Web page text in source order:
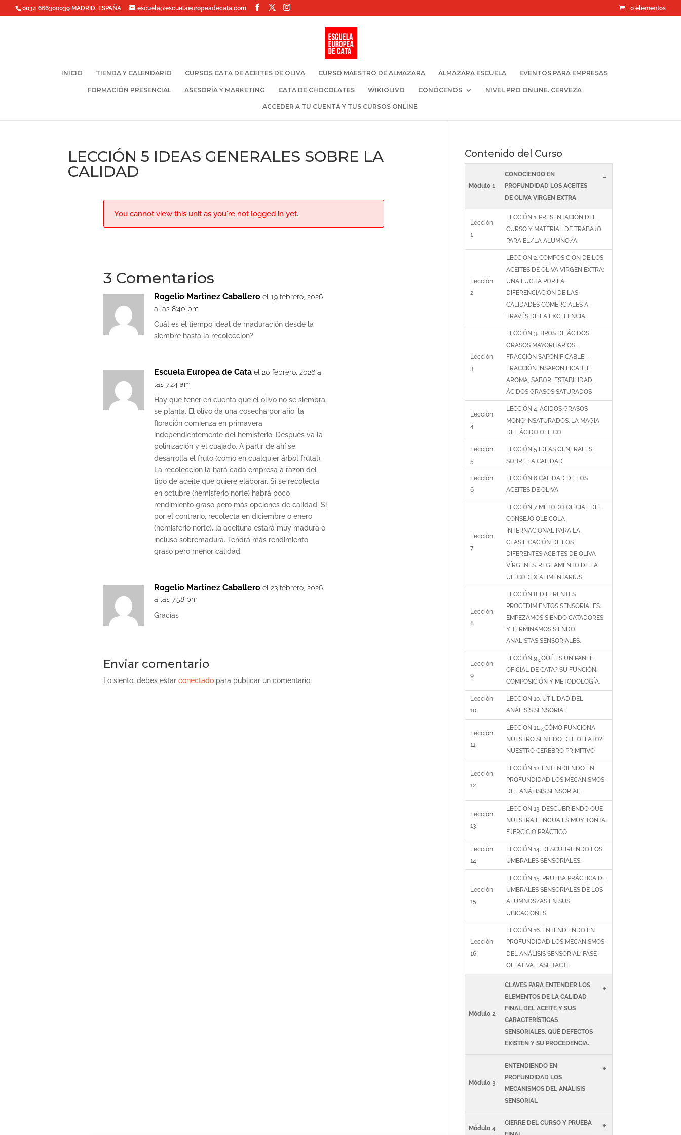
0034 666300039 MADRID. ESPAÑA escuela@escuelaeuropeadecata.com 0 elementos
INICIO TIENDA Y CALENDARIO CURSOS CATA DE ACEITES DE OLIVA CURSO MAESTRO DE ALMAZARA ALMAZARA ESCUELA EVENTOS PARA EMPRESAS
FORMACIÓN PRESENCIAL ASESORÍA Y MARKETING CATA DE CHOCOLATES WIKIOLIVO CONÓCENOS NIVEL PRO ONLINE. CERVEZA
ACCEDER A TU CUENTA Y TUS CURSOS ONLINE
LECCIÓN 5 IDEAS GENERALES SOBRE LA
CALIDAD
You cannot view this unit as you're not logged in yet.
3 Comentarios
Rogelio Martinez Caballero el 19 febrero, 2026
a las 8:40 pm
Cuál es el tiempo ideal de maduración desde la
siembre hasta la recolección?
Escuela Europea de Cata el 20 febrero, 2026 a
las 7:24 am
Hay que tener en cuenta que el olivo no se siembra,
se planta. El olivo da una cosecha por año, la
floración comienza en primavera
independientemente del hemisferio. Después va la
polinización y el cuajado. A partir de ahí se
desarrolla el fruto (como en cualquier árbol frutal).
La recolección la hará cada empresa a razón del
tipo de aceite que quiere elaborar. Si se recolecta
en octubre (hemisferio norte) habrá poco
rendimiento graso pero más opciones de calidad. Si
por el contrario, recolecta en diciembre o enero
(hemisferio norte), la aceituna estará muy madura o
incluso sobremadura. Tendrá más rendimiento
graso pero menor calidad.
Rogelio Martinez Caballero el 23 febrero, 2026
a las 7:58 pm
Gracias
Enviar comentario
Lo siento, debes estar conectadopara publicar un comentario.
Contenido del Curso
Módulo 1
CONOCIENDO EN
PROFUNDIDAD LOS ACEITES
DE OLIVA VIRGEN EXTRA
-
Lección
1
LECCIÓN 1. PRESENTACIÓN DEL
CURSO Y MATERIAL DE TRABAJO
PARA EL/LA ALUMNO/A.
Lección
2
LECCIÓN 2. COMPOSICIÓN DE LOS
ACEITES DE OLIVA VIRGEN EXTRA:
UNA LUCHA POR LA
DIFERENCIACIÓN DE LAS
CALIDADES COMERCIALES A
TRAVÉS DE LA EXCELENCIA.
Lección
3
LECCIÓN 3. TIPOS DE ÁCIDOS
GRASOS MAYORITARIOS.
FRACCIÓN SAPONIFICABLE. -
FRACCIÓN INSAPONIFICABLE:
AROMA, SABOR, ESTABILIDAD.
ÁCIDOS GRASOS SATURADOS
Lección
4
LECCIÓN 4. ÁCIDOS GRASOS
MONO INSATURADOS. LA MAGIA
DEL ÁCIDO OLEICO
Lección
5
LECCIÓN 5 IDEAS GENERALES
SOBRE LA CALIDAD
Lección
6
LECCIÓN 6 CALIDAD DE LOS
ACEITES DE OLIVA
Lección
7
LECCIÓN 7. MÉTODO OFICIAL DEL
CONSEJO OLEÍCOLA
INTERNACIONAL PARA LA
CLASIFICACIÓN DE LOS
DIFERENTES ACEITES DE OLIVA
VÍRGENES. REGLAMENTO DE LA
UE. CODEX ALIMENTARIUS
Lección
8
LECCIÓN 8. DIFERENTES
PROCEDIMIENTOS SENSORIALES.
EMPEZAMOS SIENDO CATADORES
Y TERMINAMOS SIENDO
ANALISTAS SENSORIALES.
Lección
9
LECCIÓN 9.¿QUÉ ES UN PANEL
OFICIAL DE CATA? SU FUNCIÓN,
COMPOSICIÓN Y METODOLOGÍA.
Lección
10
LECCIÓN 10. UTILIDAD DEL
ANÁLISIS SENSORIAL
Lección
11
LECCIÓN 11. ¿CÓMO FUNCIONA
NUESTRO SENTIDO DEL OLFATO?
NUESTRO CEREBRO PRIMITIVO
Lección
12
LECCIÓN 12. ENTENDIENDO EN
PROFUNDIDAD LOS MECANISMOS
DEL ANÁLISIS SENSORIAL
Lección
13
LECCIÓN 13. DESCUBRIENDO QUE
NUESTRA LENGUA ES MUY TONTA.
EJERCICIO PRÁCTICO
Lección
14
LECCIÓN 14. DESCUBRIENDO LOS
UMBRALES SENSORIALES.
Lección
15
LECCIÓN 15. PRUEBA PRÁCTICA DE
UMBRALES SENSORIALES DE LOS
ALUMNOS/AS EN SUS
UBICACIONES.
Lección
16
LECCIÓN 16. ENTENDIENDO EN
PROFUNDIDAD LOS MECANISMOS
DEL ANÁLISIS SENSORIAL: FASE
OLFATIVA. FASE TÁCTIL
Módulo 2
CLAVES PARA ENTENDER LOS
ELEMENTOS DE LA CALIDAD
FINAL DEL ACEITE Y SUS
CARACTERÍSTICAS
SENSORIALES. QUÉ DEFECTOS
EXISTEN Y SU PROCEDENCIA.
+
Módulo 3
ENTENDIENDO EN
PROFUNDIDAD LOS
MECANISMOS DEL ANÁLISIS
SENSORIAL
+
Módulo 4
CIERRE DEL CURSO Y PRUEBA
+